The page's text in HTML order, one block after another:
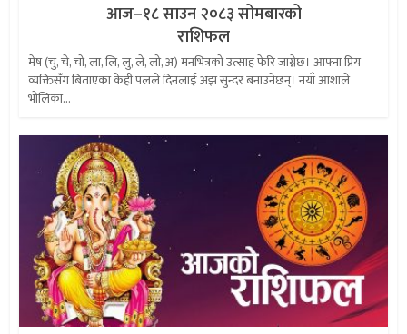
आज–१८ साउन २०८३ सोमबारको
राशिफल
मेष (चु, चे, चो, ला, लि, लु, ले, लो, अ) मनभित्रको उत्साह फेरि जाग्नेछ। आफ्ना प्रिय
व्यक्तिसँग बिताएका केही पलले दिनलाई अझ सुन्दर बनाउनेछन्। नयाँ आशाले
भोलिका...